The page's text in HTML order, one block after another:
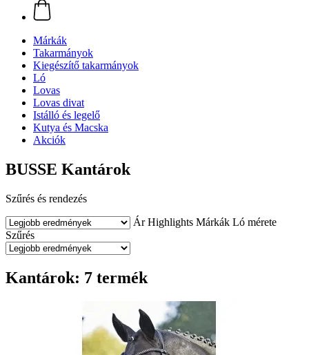
Márkák
Takarmányok
Kiegészítő takarmányok
Ló
Lovas
Lovas divat
Istálló és legelő
Kutya és Macska
Akciók
BUSSE Kantárok
Szűrés és rendezés
Ár Highlights Márkák Ló mérete
Szűrés
Kantárok: 7 termék